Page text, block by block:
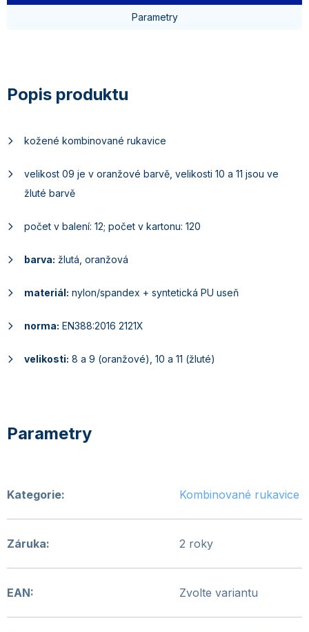
Parametry
kožené kombinované rukavice
velikost 09 je v oranžové barvě, velikosti 10 a 11 jsou ve
žluté barvě
počet v balení: 12; počet v kartonu: 120
barva: žlutá, oranžová
materiál: nylon/spandex + syntetická PU useň
norma: EN388:2016 2121X
velikosti: 8 a 9 (oranžové), 10 a 11 (žluté)
Kategorie: Kombinované rukavice
Záruka: 2 roky
EAN: Zvolte variantu